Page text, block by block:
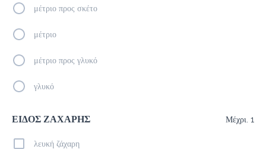
μέτριο προς σκέτο
μέτριο
μέτριο προς γλυκό
γλυκό
ΕΙΔΟΣ ΖΑΧΑΡΗΣ Μέχρι. 1
λευκή ζάχαρη